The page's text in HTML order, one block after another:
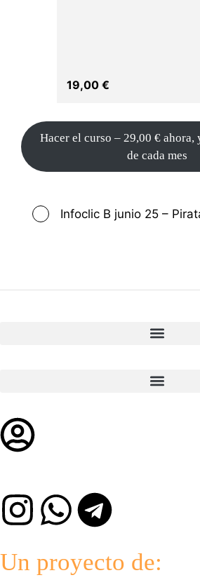
19,00 €
Hacer el curso – 29,00 € ahora,
de cada mes
Infoclic B junio 25 –
Un proyecto de: